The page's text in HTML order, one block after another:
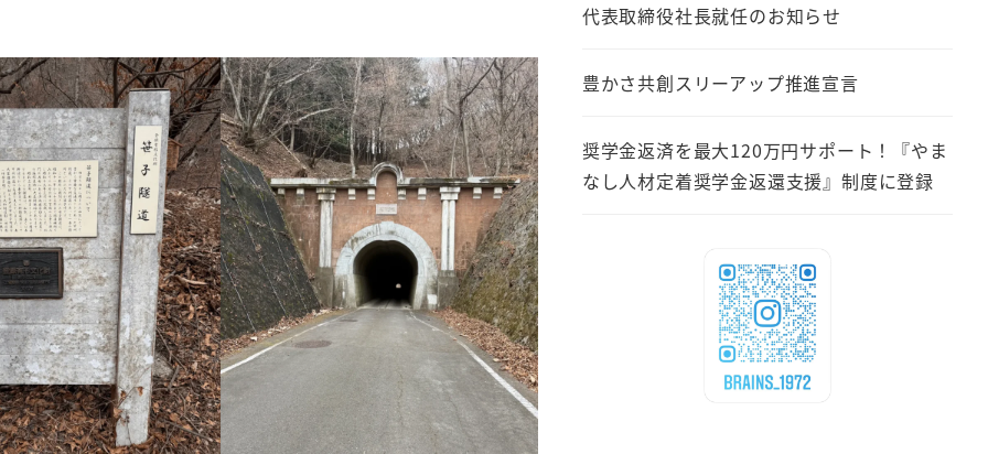
代表取締役社長就任のお知らせ
豊かさ共創スリーアップ推進宣言
奨学金返済を最大120万円サポート！『やま
なし人材定着奨学金返還支援』制度に登録